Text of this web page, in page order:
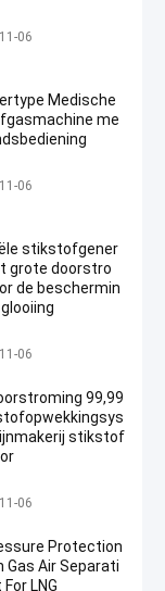
zuurstofgenera
06
Medische
me
zuurstofgenera
06
stikstofgener
grote doorstro
de beschermin
van de hoge Zuiv
06
99,99
stikstof
van de hoge Zuiv
06
Protection
Gas Air Separati
LNG